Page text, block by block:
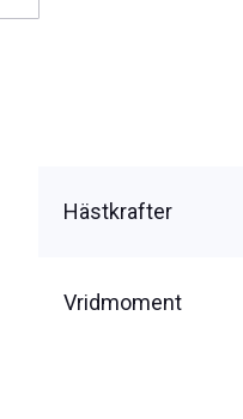
Hästkrafter
Vridmoment